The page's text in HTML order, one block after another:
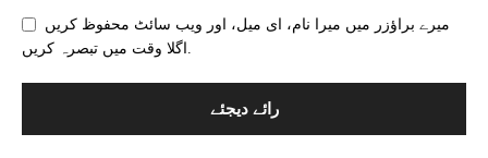
میرے براؤزر میں میرا نام، ای میل، اور ویب سائٹ محفوظ کریں
اگلا وقت میں تبصرہ کریں.